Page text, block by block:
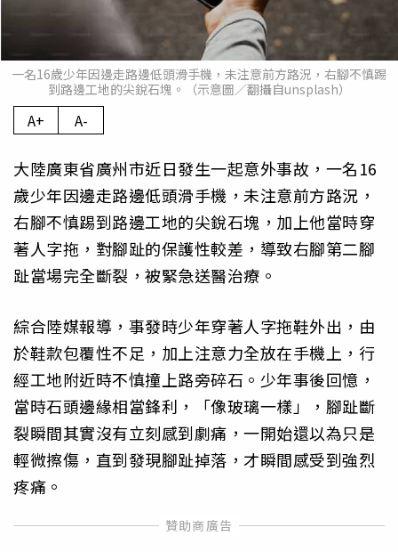
一名16歲少年因邊走路邊低頭滑手機，未注意前方路況，右腳不慎踢
到路邊工地的尖銳石塊。（示意圖／翻攝自unsplash）
A+ A-
大陸廣東省廣州市近日發生一起意外事故，一名16
歲少年因邊走路邊低頭滑手機，未注意前方路況，
右腳不慎踢到路邊工地的尖銳石塊，加上他當時穿
著人字拖，對腳趾的保護性較差，導致右腳第二腳
趾當場完全斷裂，被緊急送醫治療。
綜合陸媒報導，事發時少年穿著人字拖鞋外出，由
於鞋款包覆性不足，加上注意力全放在手機上，行
經工地附近時不慎撞上路旁碎石。少年事後回憶，
當時石頭邊緣相當鋒利，「像玻璃一樣」，腳趾斷
裂瞬間其實沒有立刻感到劇痛，一開始還以為只是
輕微擦傷，直到發現腳趾掉落，才瞬間感受到強烈
疼痛。